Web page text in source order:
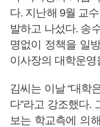
다. 지난해 9월 교
발하고 나섰다. 송
명없이 정책을 일
이사장의 대학운영
김씨는 이날 “대학
다”라고 강조했다.
보는 학교측에 의